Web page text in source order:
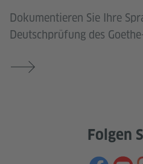
Dokumentieren Sie Ihre
Deutschprüfung des
Folgen